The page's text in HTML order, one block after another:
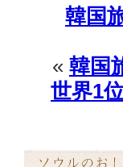
韓国
« 韓国
世界1